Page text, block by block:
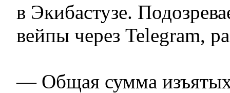
в Экибастузе.
вейпы через Telegram,
— Общая сумма